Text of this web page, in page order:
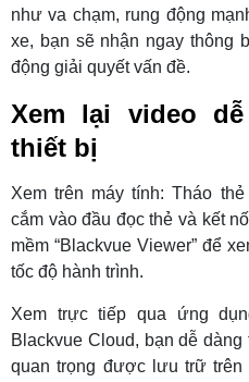
như va chạm, rung động
xe, bạn sẽ nhận ngay thông
động giải quyết vấn đề.
Xem lại video
thiết bị
Xem trên máy tính: Tháo
cắm vào đầu đọc thẻ và kết
mềm “Blackvue Viewer” để
tốc độ hành trình.
Xem trực tiếp qua ứng
Blackvue Cloud, bạn dễ
quan trọng được lưu trữ trên